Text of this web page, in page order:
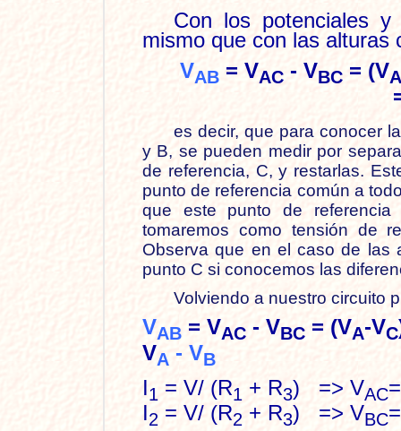
Con los potenciales
mismo que con las alturas
VAB = VAC - VBC = (VA
es decir, que para conocer
y B, se pueden medir por
de referencia, C, y restarlas.
punto de referencia común a
que este punto de
tomaremos como tensión de
Observa que en el caso de las
punto C si conocemos las
Volviendo a nuestro circuito
VAB = VAC - VBC = (VA-VC
VA - VB
I1 = V/ (R1 + R3) => VAC
I2 = V/ (R2 + R3) => VBC